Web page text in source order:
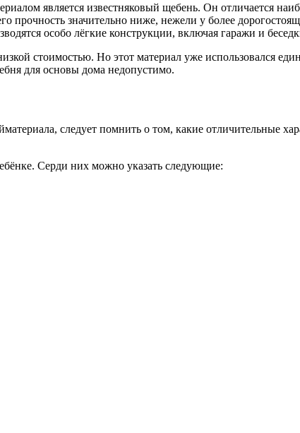
является известняковый щебень. Он отличается
прочность значительно ниже, нежели у более
особо лёгкие конструкции, включая гаражи и
стоимостью. Но этот материал уже использовался
для основы дома недопустимо.
следует помнить о том, какие отличительные
Серди них можно указать следующие: